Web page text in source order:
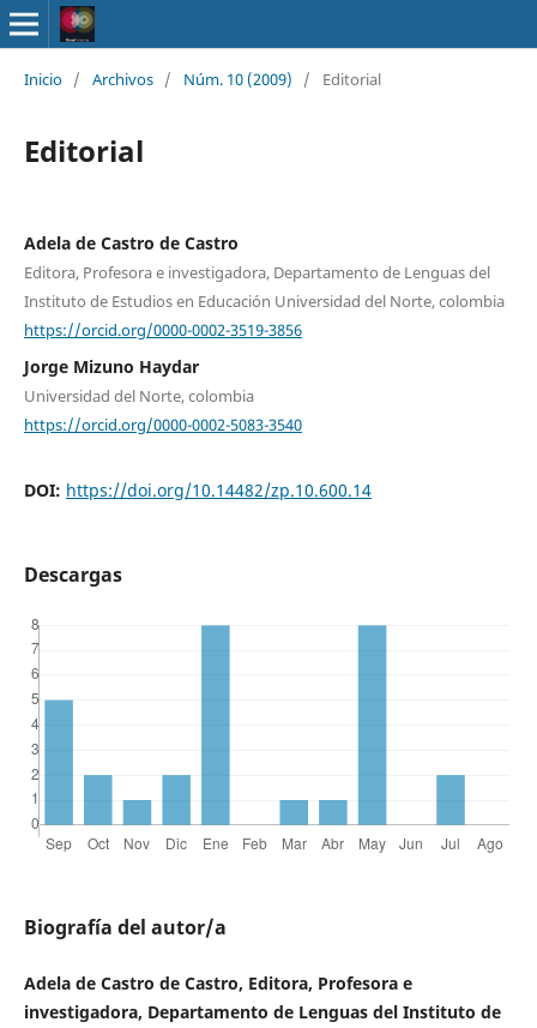
Inicio / Archivos / Núm. 10 (2009) / Editorial
Editorial
Adela de Castro de Castro
Editora, Profesora e investigadora, Departamento de Lenguas del
Instituto de Estudios en Educación Universidad del Norte, colombia
https://orcid.org/0000-0002-3519-3856
Jorge Mizuno Haydar
Universidad del Norte, colombia
https://orcid.org/0000-0002-5083-3540
DOI: https://doi.org/10.14482/zp.10.600.14
Descargas
Biografía del autor/a
Adela de Castro de Castro, Editora, Profesora e
investigadora, Departamento de Lenguas del Instituto de